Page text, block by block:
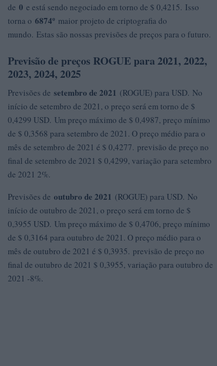
de 0 e está sendo negociado em torno de $ 0,4215. Isso
torna o 6874º maior projeto de criptografia do
mundo. Estas são nossas previsões de preços para o futuro.
Previsão de preços ROGUE para 2021, 2022,
2023, 2024, 2025
Previsões de setembro de 2021 (ROGUE) para USD. No
início de setembro de 2021, o preço será em torno de $
0,4299 USD. Um preço máximo de $ 0,4987, preço mínimo
de $ 0,3568 para setembro de 2021. O preço médio para o
mês de setembro de 2021 é $ 0,4277. previsão de preço no
final de setembro de 2021 $ 0,4299, variação para setembro
de 2021 2%.
Previsões de outubro de 2021 (ROGUE) para USD. No
início de outubro de 2021, o preço será em torno de $
0,3955 USD. Um preço máximo de $ 0,4706, preço mínimo
de $ 0,3164 para outubro de 2021. O preço médio para o
mês de outubro de 2021 é $ 0,3935. previsão de preço no
final de outubro de 2021 $ 0,3955, variação para outubro de
2021 -8%.